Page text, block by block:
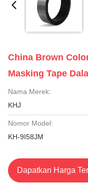
China Brown
Masking Tape
Nama Merek:
KHJ
Nomor Model:
KH-9I58JM
Dapatkan Harga